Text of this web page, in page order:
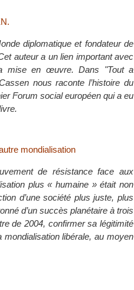
diplomatique et fondateur de
auteur a un lien important avec
mise en œuvre. Dans "Tout a
nous raconte l’histoire du
Forum social européen qui a eu
mondialisation
de résistance face aux
plus « humaine » était non
d’une société plus juste, plus
d’un succès planétaire à trois
de 2004, confirmer sa légitimité
libérale, au moyen